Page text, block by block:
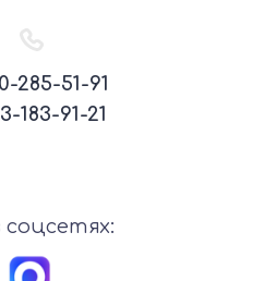
285-51-91
183-91-21